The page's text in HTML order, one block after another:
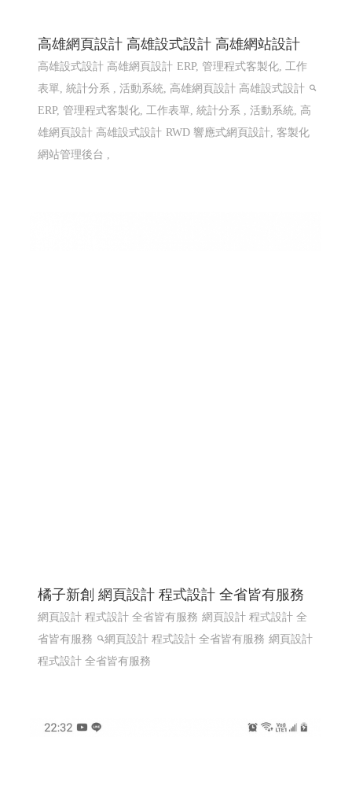
高雄網頁設計 高雄設式設計 高雄網站設計
高雄設式設計 高雄網頁設計 ERP, 管理程式客製化, 工作
表單, 統計分系 , 活動系統, 高雄網頁設計 高雄設式設計
ERP, 管理程式客製化, 工作表單, 統計分系 , 活動系統, 高
雄網頁設計 高雄設式設計 RWD 響應式網頁設計, 客製化
網站管理後台 ,
橘子新創 網頁設計 程式設計 全省皆有服務
網頁設計 程式設計 全省皆有服務 網頁設計 程式設計 全
省皆有服務
網頁設計 程式設計 全省皆有服務 網頁設計
程式設計 全省皆有服務